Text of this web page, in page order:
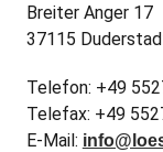
Breiter Anger 17
37115
Telefon: +49
Telefax: +49
E-Mail: